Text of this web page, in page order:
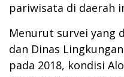
pariwisata di daerah
Menurut survei yang
dan Dinas
pada 2018, kondisi